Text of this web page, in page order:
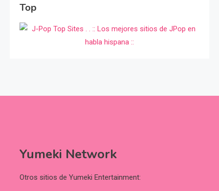
Top
Yumeki Network
Otros sitios de Yumeki Entertainment: